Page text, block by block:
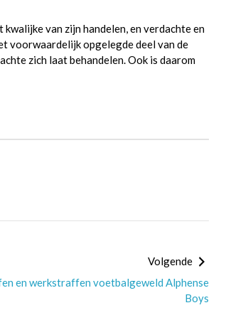
van zijn handelen, en verdachte en
voorwaardelijk opgelegde deel van de
zich laat behandelen. Ook is daarom
Volgende
en werkstraffen voetbalgeweld Alphense
Boys